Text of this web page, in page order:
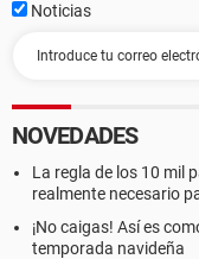
Noticias
NOVEDADES
La regla de los 10 mil
realmente necesario
¡No caigas! Así es
temporada navideña